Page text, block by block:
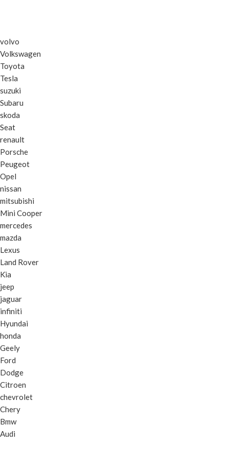
volvo
Volkswagen
Toyota
Tesla
suzuki
Subaru
skoda
Seat
renault
Porsche
Peugeot
Opel
nissan
mitsubishi
Mini Cooper
mercedes
mazda
Lexus
Land Rover
Kia
jeep
jaguar
infiniti
Hyundai
honda
Geely
Ford
Dodge
Citroen
chevrolet
Chery
Bmw
Audi